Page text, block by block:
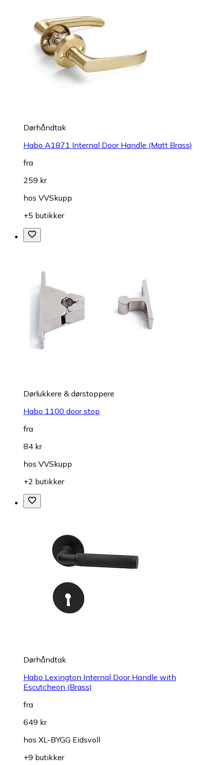
Dørhåndtak
Habo A1871 Internal Door Handle (Matt Brass)
fra
259 kr
hos VVSkupp
+5 butikker
Dørlukkere & dørstoppere
Habo 1100 door stop
fra
84 kr
hos VVSkupp
+2 butikker
Dørhåndtak
Habo Lexington Internal Door Handle with
Escutcheon (Brass)
fra
649 kr
hos XL-BYGG Eidsvoll
+9 butikker